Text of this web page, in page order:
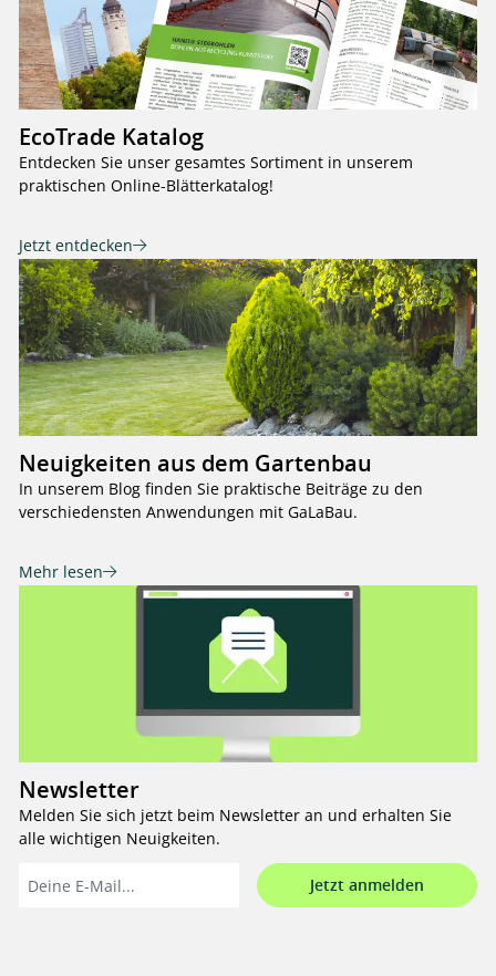
EcoTrade Katalog
Entdecken Sie unser gesamtes Sortiment in unserem
praktischen Online-Blätterkatalog!
Jetzt entdecken
Neuigkeiten aus dem Gartenbau
In unserem Blog finden Sie praktische Beiträge zu den
verschiedensten Anwendungen mit GaLaBau.
Mehr lesen
Newsletter
Melden Sie sich jetzt beim Newsletter an und erhalten Sie
alle wichtigen Neuigkeiten.
Jetzt anmelden